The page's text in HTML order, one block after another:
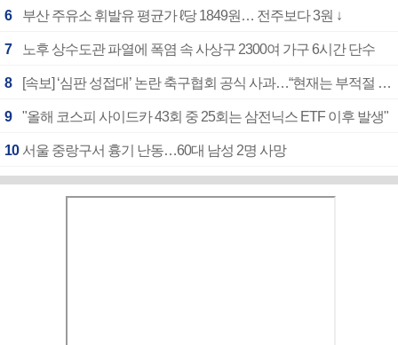
6 부산 주유소 휘발유 평균가 ℓ당 1849원… 전주보다 3원 ↓
7 노후 상수도관 파열에 폭염 속 사상구 2300여 가구 6시간 단수
8 [속보] ‘심판 성접대’ 논란 축구협회 공식 사과…“현재는 부적절 행위 없어”
9 "올해 코스피 사이드카 43회 중 25회는 삼전닉스 ETF 이후 발생"
10 서울 중랑구서 흉기 난동…60대 남성 2명 사망